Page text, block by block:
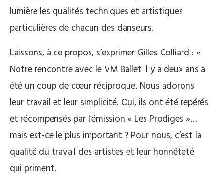
lumière les qualités techniques et artistiques
particulières de chacun des danseurs.
Laissons, à ce propos, s’exprimer Gilles Colliard : «
Notre rencontre avec le VM Ballet il y a deux ans a
été un coup de cœur réciproque. Nous adorons
leur travail et leur simplicité. Oui, ils ont été repérés
et récompensés par l’émission « Les Prodiges »…
mais est-ce le plus important ? Pour nous, c’est la
qualité du travail des artistes et leur honnêteté
qui priment.